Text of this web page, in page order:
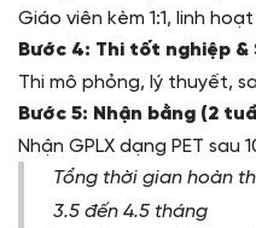
Giáo viên kèm 1:1, linh
Bước 4: Thi tốt nghiệp &
Thi mô phỏng, lý thuyết,
Bước 5: Nhận bằng (2
Nhận GPLX dạng PET sau
Tổng thời gian hoàn
3.5 đến 4.5 tháng